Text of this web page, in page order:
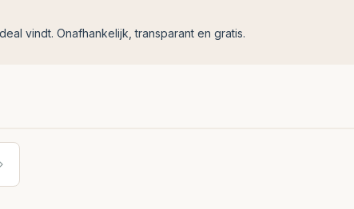
vindt. Onafhankelijk, transparant en gratis.